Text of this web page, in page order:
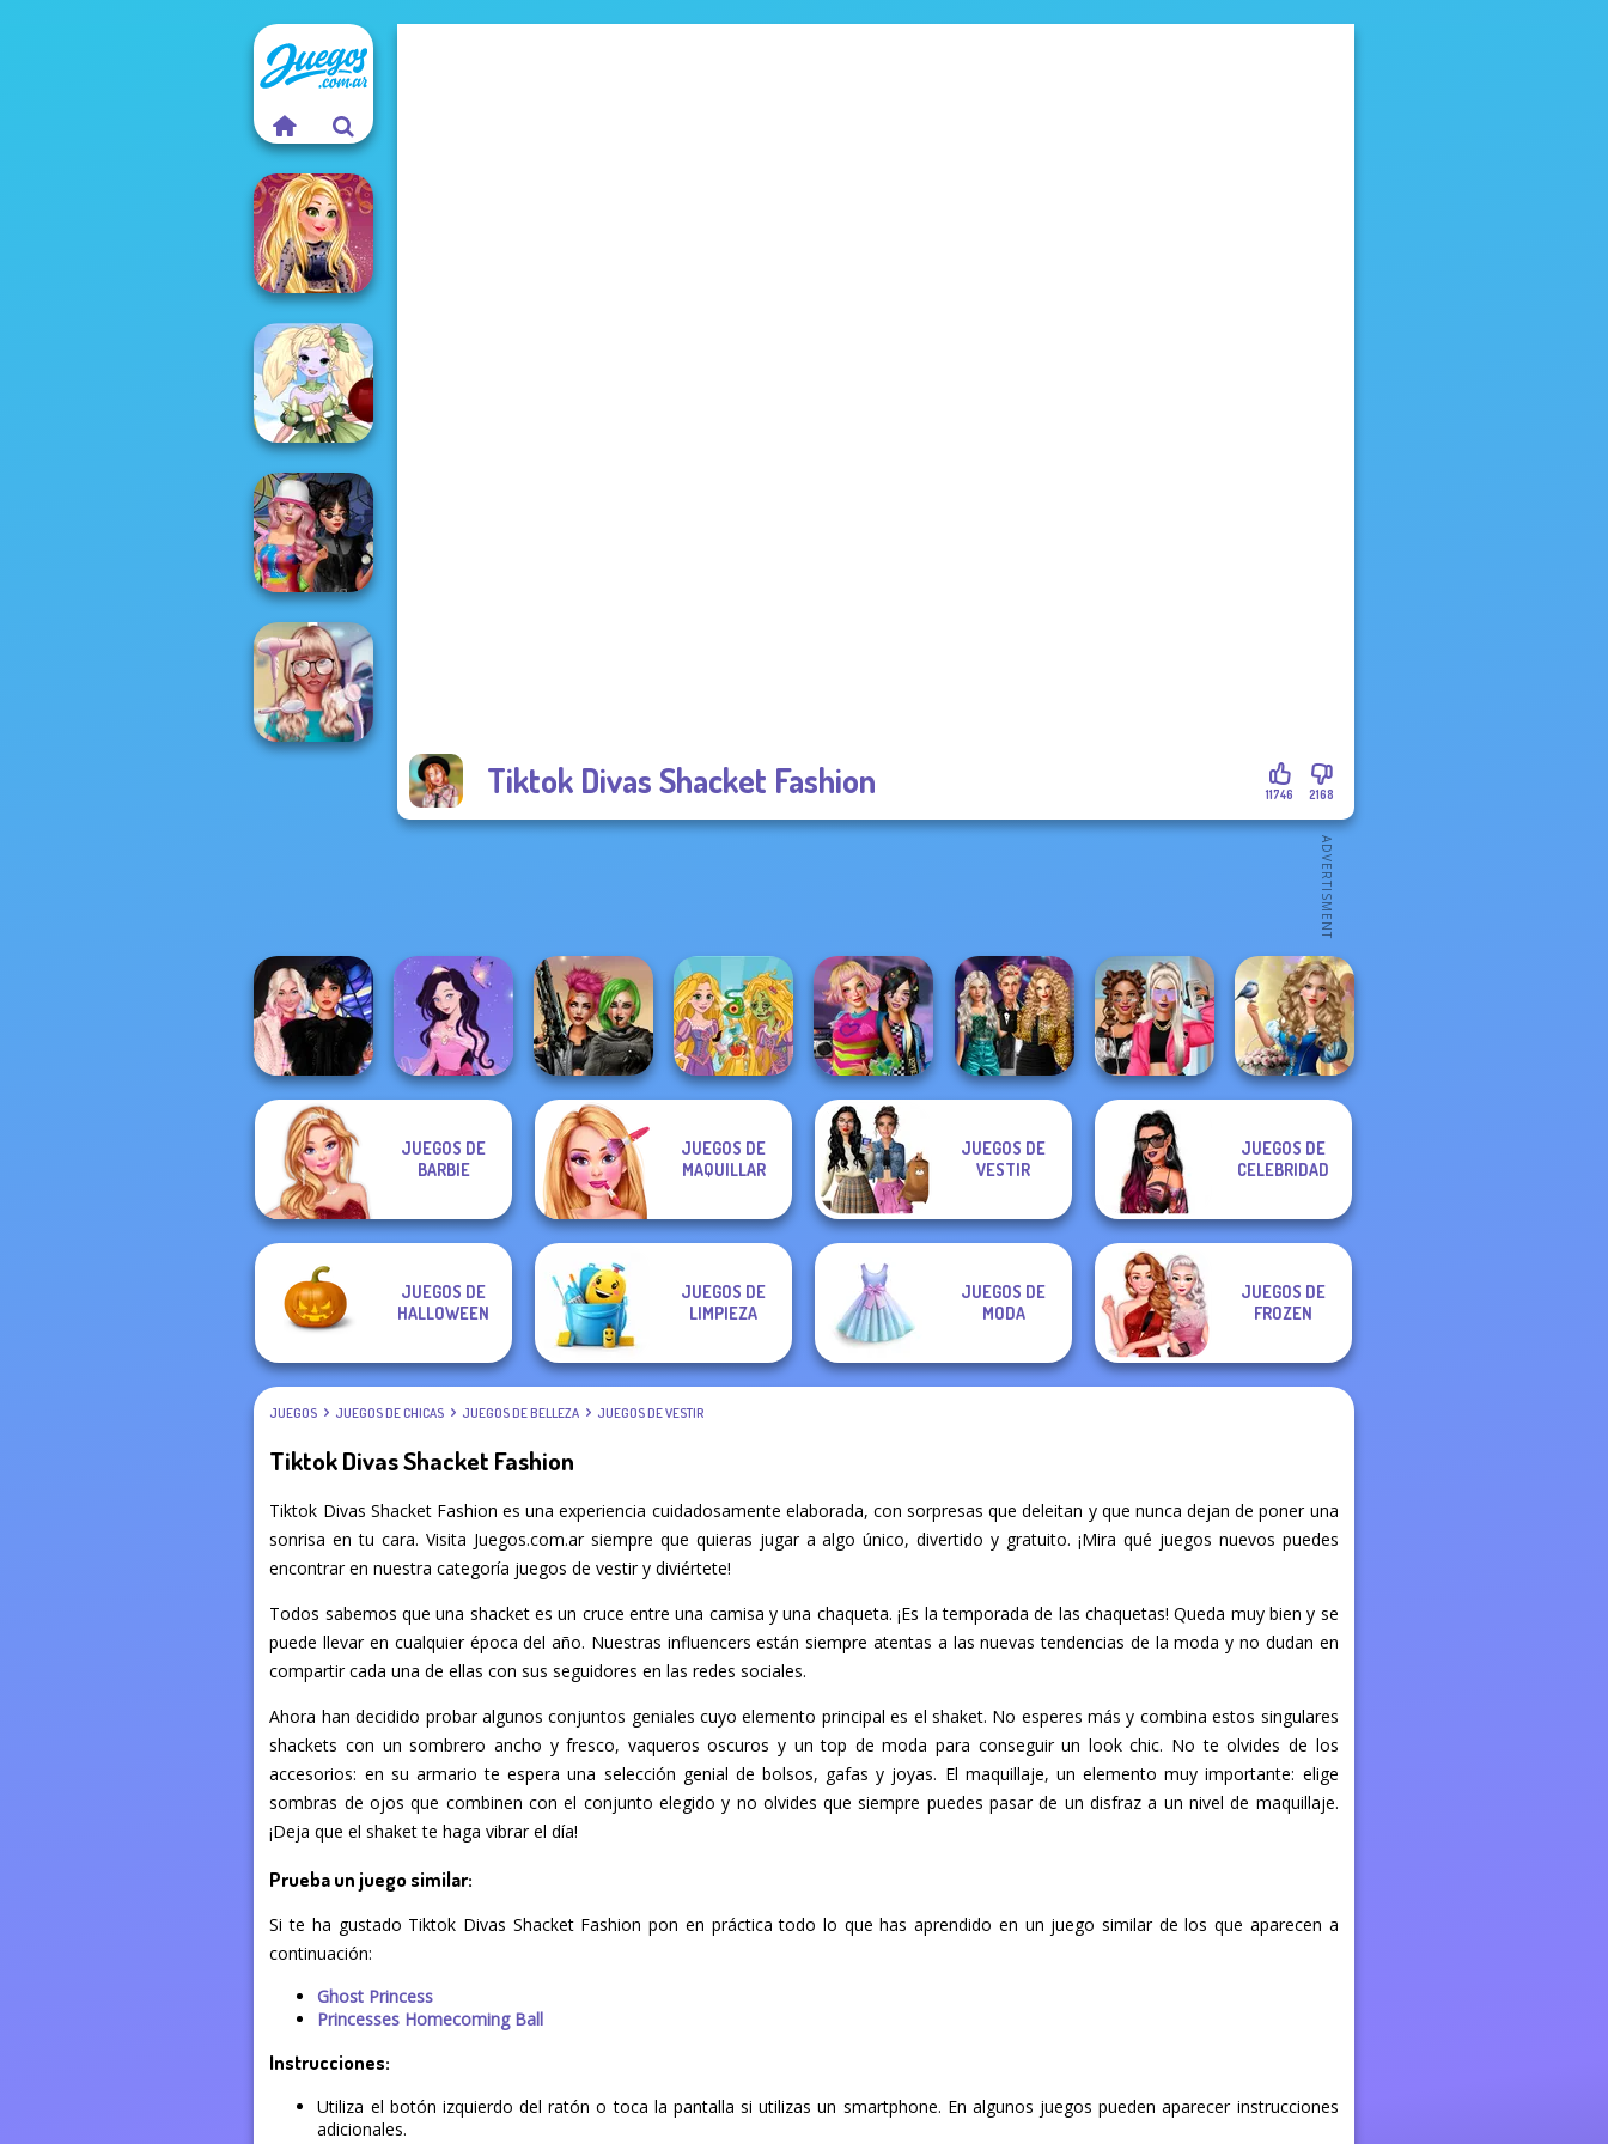
Tiktok Divas Shacket Fashion 2168
11746
Online Selfie
Stories
Anime Fairy
Creator
Spin The Bottle
Style Exchange...
Wednesday
Besties Fun Day
Dress up Azalea
5
Cyberpunk
Shieldmaidens
Rapunzel
Zombie Curse
BFFs Weirdcore
Aesthetic
Party Crashers
Ex-Boyfriend
Ed...
BFFs Vs Bullies:
Fashion Rival...
Storybook Glam
Dress Up
Advent...
JUEGOS DE
BARBIE
JUEGOS DE
MAQUILLAR
JUEGOS DE
VESTIR
JUEGOS DE
CELEBRIDAD
JUEGOS DE
HALLOWEEN
JUEGOS DE
LIMPIEZA
JUEGOS DE
MODA
JUEGOS DE
FROZEN
JUEGOS JUEGOS DE CHICAS JUEGOS DE BELLEZA JUEGOS DE VESTIR
Tiktok Divas Shacket Fashion
Tiktok Divas Shacket Fashion es una experiencia cuidadosamente elaborada, con sorpresas que deleitan y que nunca dejan de poner una
sonrisa en tu cara. Visita Juegos.com.ar siempre que quieras jugar a algo único, divertido y gratuito. ¡Mira qué juegos nuevos puedes
encontrar en nuestra categoría juegos de vestir y diviértete!
Todos sabemos que una shacket es un cruce entre una camisa y una chaqueta. ¡Es la temporada de las chaquetas! Queda muy bien y se
puede llevar en cualquier época del año. Nuestras influencers están siempre atentas a las nuevas tendencias de la moda y no dudan en
compartir cada una de ellas con sus seguidores en las redes sociales.
Ahora han decidido probar algunos conjuntos geniales cuyo elemento principal es el shaket. No esperes más y combina estos singulares
shackets con un sombrero ancho y fresco, vaqueros oscuros y un top de moda para conseguir un look chic. No te olvides de los
accesorios: en su armario te espera una selección genial de bolsos, gafas y joyas. El maquillaje, un elemento muy importante: elige
sombras de ojos que combinen con el conjunto elegido y no olvides que siempre puedes pasar de un disfraz a un nivel de maquillaje.
¡Deja que el shaket te haga vibrar el día!
Prueba un juego similar:
Si te ha gustado Tiktok Divas Shacket Fashion pon en práctica todo lo que has aprendido en un juego similar de los que aparecen a
continuación:
Ghost Princess
Princesses Homecoming Ball
Instrucciones:
Utiliza el botón izquierdo del ratón o toca la pantalla si utilizas un smartphone. En algunos juegos pueden aparecer instrucciones
adicionales.